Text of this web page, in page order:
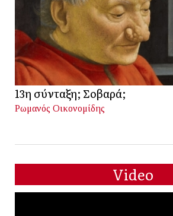
13η σύνταξη; Σοβαρά;
Ρωμανός Οικονομίδης
Video